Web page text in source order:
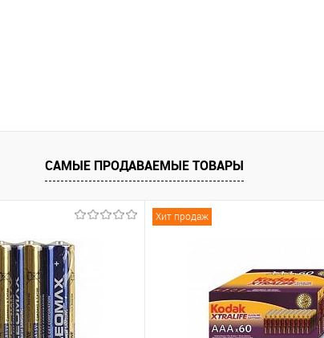
САМЫЕ ПРОДАВАЕМЫЕ ТОВАРЫ
Хит продаж